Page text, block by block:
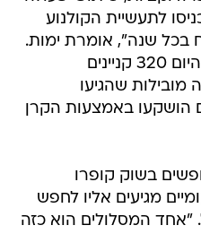
לתעשיית הקולנוע
5 מיליון ש"ח בכל שנה", אומרת ימות.
"פעילויות קופרו הביאו עד היום 320 קניינים
מובילות שהגיעו
שקלים הושקעו באמצעות הקרן
בשוק קופרו
מגיעים אליו לחפש
המסלולים הוא כזה